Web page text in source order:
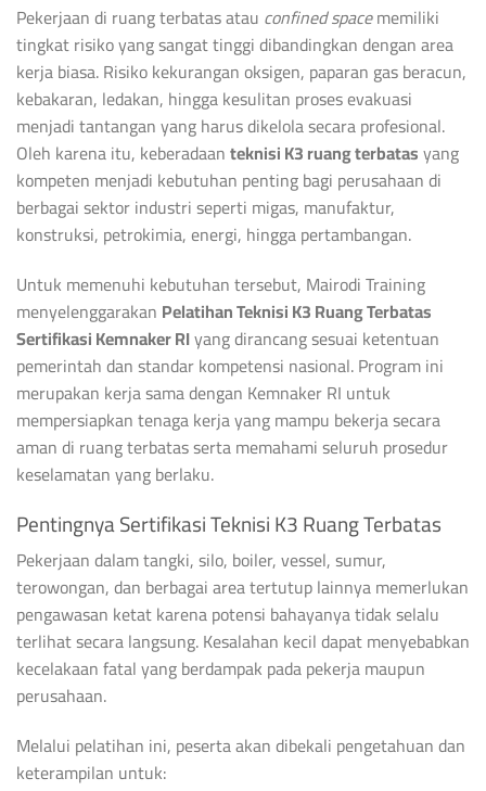
Pekerjaan di ruang terbatas atau confined spacememiliki
tingkat risiko yang sangat tinggi dibandingkan dengan area
kerja biasa. Risiko kekurangan oksigen, paparan gas beracun,
kebakaran, ledakan, hingga kesulitan proses evakuasi
menjadi tantangan yang harus dikelola secara profesional.
Oleh karena itu, keberadaanteknisi K3 ruang terbatasyang
kompeten menjadi kebutuhan penting bagi perusahaan di
berbagai sektor industri seperti migas, manufaktur,
konstruksi, petrokimia, energi, hingga pertambangan.
Untuk memenuhi kebutuhan tersebut, Mairodi Training
menyelenggarakan Pelatihan Teknisi K3 Ruang Terbatas
Sertifikasi Kemnaker RIyang dirancang sesuai ketentuan
pemerintah dan standar kompetensi nasional. Program ini
merupakan kerja sama dengan Kemnaker RI untuk
mempersiapkan tenaga kerja yang mampu bekerja secara
aman di ruang terbatas serta memahami seluruh prosedur
keselamatan yang berlaku.
Pentingnya Sertifikasi Teknisi K3 Ruang Terbatas
Pekerjaan dalam tangki, silo, boiler, vessel, sumur,
terowongan, dan berbagai area tertutup lainnya memerlukan
pengawasan ketat karena potensi bahayanya tidak selalu
terlihat secara langsung. Kesalahan kecil dapat menyebabkan
kecelakaan fatal yang berdampak pada pekerja maupun
perusahaan.
Melalui pelatihan ini, peserta akan dibekali pengetahuan dan
keterampilan untuk: